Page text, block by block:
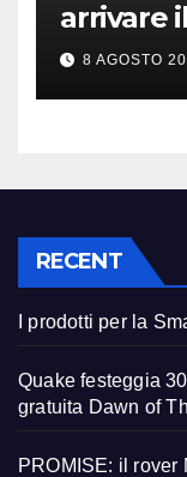
arrivare
teaser
8 AGOSTO
RECENT
I prodotti per la
Quake festeggia
gratuita Dawn of
PROMISE: il rover